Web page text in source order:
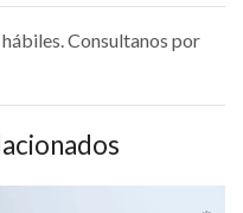
Consultanos por